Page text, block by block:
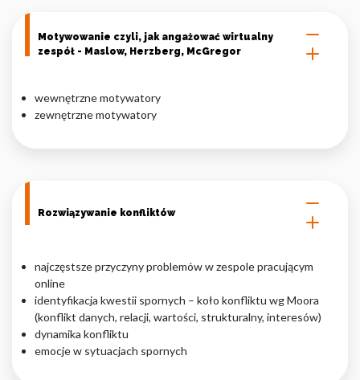
Motywowanie czyli, jak angażować wirtualny
zespół - Maslow, Herzberg, McGregor
wewnętrzne motywatory
zewnętrzne motywatory
Rozwiązywanie konfliktów
najczęstsze przyczyny problemów w zespole pracującym
online
identyfikacja kwestii spornych – koło konfliktu wg Moora
(konflikt danych, relacji, wartości, strukturalny, interesów)
dynamika konfliktu
emocje w sytuacjach spornych